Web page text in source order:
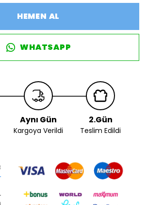
HEMEN AL
WHATSAPP
Aynı Gün
Kargoya Verildi
2.Gün
Teslim Edildi